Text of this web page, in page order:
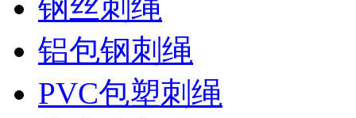
钢丝刺绳
铝包钢刺绳
PVC包塑刺绳